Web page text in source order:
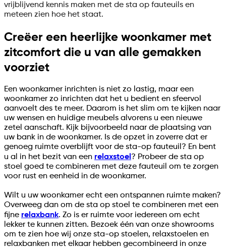
vrijblijvend kennis maken met de sta op fauteuils en
meteen zien hoe het staat.
Creëer een heerlijke woonkamer met
zitcomfort die u van alle gemakken
voorziet
Een woonkamer inrichten is niet zo lastig, maar een
woonkamer zo inrichten dat het u bedient en sfeervol
aanvoelt des te meer. Daarom is het slim om te kijken naar
uw wensen en huidige meubels alvorens u een nieuwe
zetel aanschaft. Kijk bijvoorbeeld naar de plaatsing van
uw bank in de woonkamer. Is de opzet in zoverre dat er
genoeg ruimte overblijft voor de sta-op fauteuil? En bent
u al in het bezit van een relaxstoel? Probeer de sta op
stoel goed te combineren met deze fauteuil om te zorgen
voor rust en eenheid in de woonkamer.
Wilt u uw woonkamer echt een ontspannen ruimte maken?
Overweeg dan om de sta op stoel te combineren met een
fijne relaxbank. Zo is er ruimte voor iedereen om echt
lekker te kunnen zitten. Bezoek één van onze showrooms
om te zien hoe wij onze sta-op stoelen, relaxstoelen en
relaxbanken met elkaar hebben gecombineerd in onze